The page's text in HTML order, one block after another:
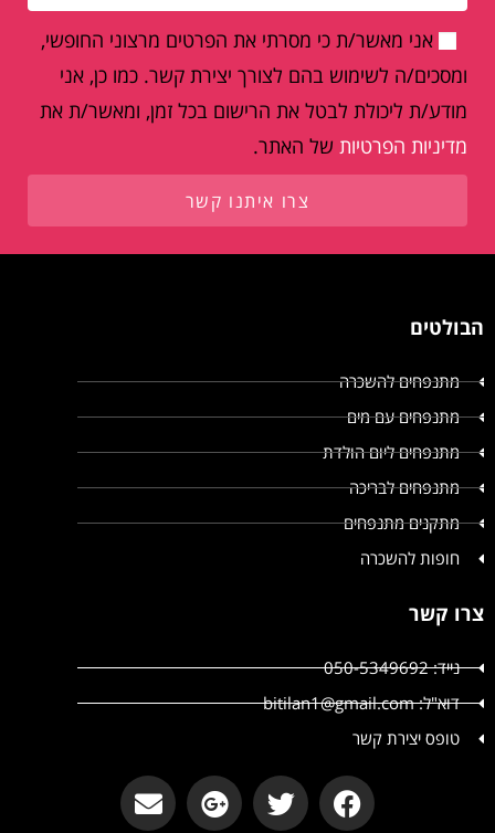
אני מאשר/ת כי מסרתי את הפרטים מרצוני החופשי,
ומסכים/ה לשימוש בהם לצורך יצירת קשר. כמו כן, אני
מודע/ת ליכולת לבטל את הרישום בכל זמן, ומאשר/ת את
מדיניות הפרטיות של האתר.
צרו איתנו קשר
הבולטים
מתנפחים להשכרה
מתנפחים עם מים
מתנפחים ליום הולדת
מתנפחים לבריכה
מתקנים מתנפחים
חופות להשכרה
צרו קשר
נייד: 050-5349692
דוא"ל: bitilan1@gmail.com
טופס יצירת קשר